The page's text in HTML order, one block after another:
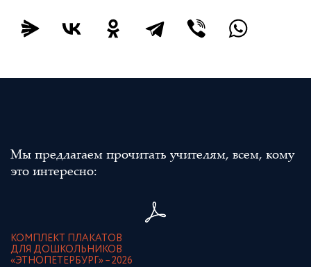
Мы предлагаем прочитать учителям, всем, кому
это интересно:
КОМПЛЕКТ ПЛАКАТОВ
ДЛЯ ДОШКОЛЬНИКОВ
«ЭТНОПЕТЕРБУРГ» – 2026